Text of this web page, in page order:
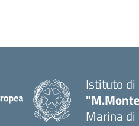
Istituto di
Marina di